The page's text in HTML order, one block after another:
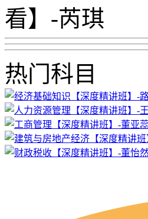
看】-芮琪
热门科目